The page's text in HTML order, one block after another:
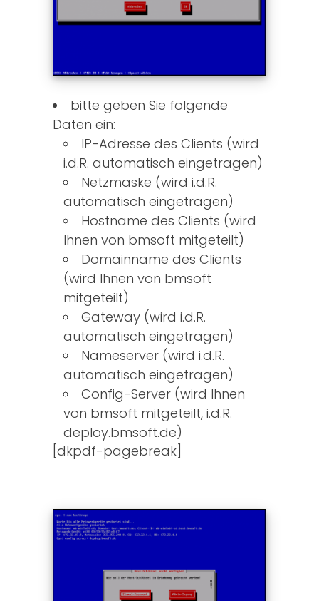
bitte geben Sie folgende
Daten ein:
IP-Adresse des Clients (wird
i.d.R. automatisch eingetragen)
Netzmaske (wird i.d.R.
automatisch eingetragen)
Hostname des Clients (wird
Ihnen von bmsoft mitgeteilt)
Domainname des Clients
(wird Ihnen von bmsoft
mitgeteilt)
Gateway (wird i.d.R.
automatisch eingetragen)
Nameserver (wird i.d.R.
automatisch eingetragen)
Config-Server (wird Ihnen
von bmsoft mitgeteilt, i.d.R.
deploy.bmsoft.de)
[dkpdf-pagebreak]